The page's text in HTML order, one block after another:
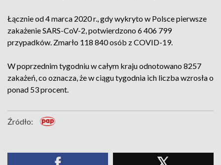
Łącznie od 4 marca 2020 r., gdy wykryto w Polsce pierwsze
zakażenie SARS-CoV-2, potwierdzono 6 406 799
przypadków. Zmarło 118 840 osób z COVID-19.
W poprzednim tygodniu w całym kraju odnotowano 8257
zakażeń, co oznacza, że w ciągu tygodnia ich liczba wzrosła o
ponad 53 procent.
Źródło: